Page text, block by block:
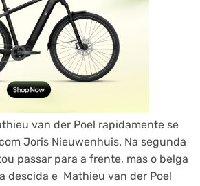
van der Poel rapidamente se
Joris Nieuwenhuis. Na segunda
passar para a frente, mas o belga
descida e Mathieu van der Poel